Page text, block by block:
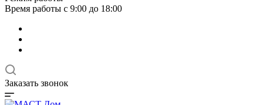
Время работы с 9:00 до 18:00
Заказать звонок